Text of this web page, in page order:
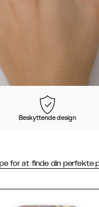
Beskyttende design
for at finde din perfekte